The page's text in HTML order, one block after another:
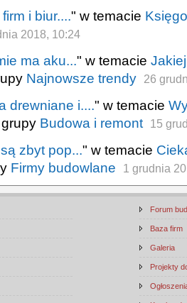
i biur...." w temacie
2018, 10:24
ma aku..." w temacie
Najnowsze trendy 26
drewniane i...." w temacie
grupy Budowa i remont 15
zbyt pop..." w temacie
Firmy budowlane 1 grudnia
Forum
Baza firm
Galeria
Projekty